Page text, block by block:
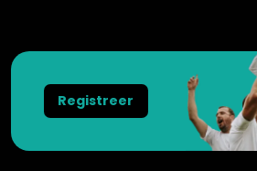
Registreer